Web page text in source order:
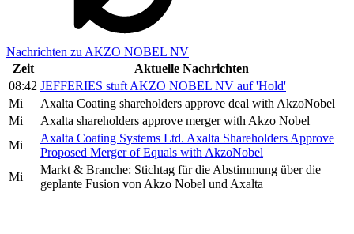
Nachrichten zu AKZO NOBEL NV
Zeit
Aktuelle Nachrichten
08:42 JEFFERIES stuft AKZO NOBEL NV auf 'Hold'
Mi
Axalta Coating shareholders approve deal with AkzoNobel
Mi
Axalta shareholders approve merger with Akzo Nobel
Mi
Axalta Coating Systems Ltd. Axalta Shareholders Approve
Proposed Merger of Equals with AkzoNobel
Mi
Markt & Branche: Stichtag für die Abstimmung über die
geplante Fusion von Akzo Nobel und Axalta